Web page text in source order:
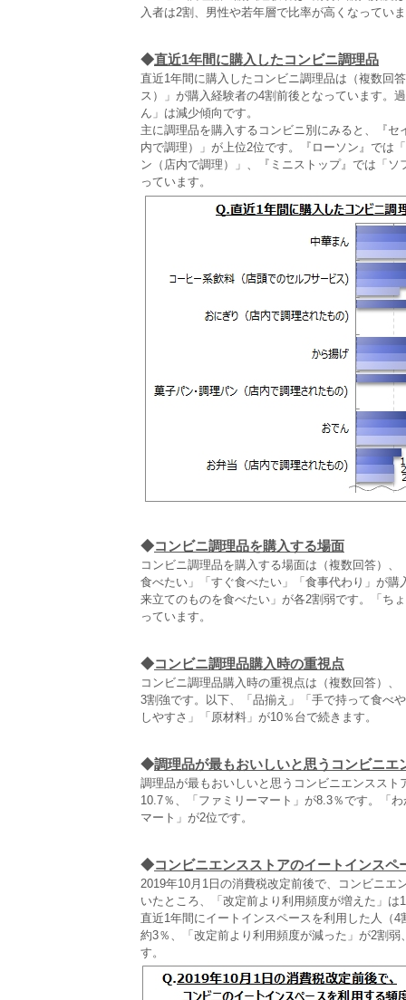
入者は2割、男性や若年層で比率が高くなってい
◆直近1年間に購入したコンビニ調理品
直近1年間に購入したコンビニ調理品は（複数回
ス）」が購入経験者の4割前後となっています。
ん」は減少傾向です。
主に調理品を購入するコンビニ別にみると、『
内で調理）」が上位2位です。『ローソン』では
ン（店内で調理）」、『ミニストップ』では「
っています。
◆コンビニ調理品を購入する場面
コンビニ調理品を購入する場面は（複数回答）
食べたい」「すぐ食べたい」「食事代わり」が
来立てのものを食べたい」が各2割弱です。「ち
っています。
◆コンビニ調理品購入時の重視点
コンビニ調理品購入時の重視点は（複数回答）
3割強です。以下、「品揃え」「手で持って食べ
しやすさ」「原材料」が10％台で続きます。
◆調理品が最もおいしいと思うコンビニエ
調理品が最もおいしいと思うコンビニエンスス
10.7％、「ファミリーマート」が8.3％です。「
マート」が2位です。
◆コンビニエンスストアのイートインス
2019年10月1日の消費税改定前後で、コンビニエ
いたところ、「改定前より利用頻度が増えた」
直近1年間にイートインスペースを利用した人（
約3％、「改定前より利用頻度が減った」が2割
す。